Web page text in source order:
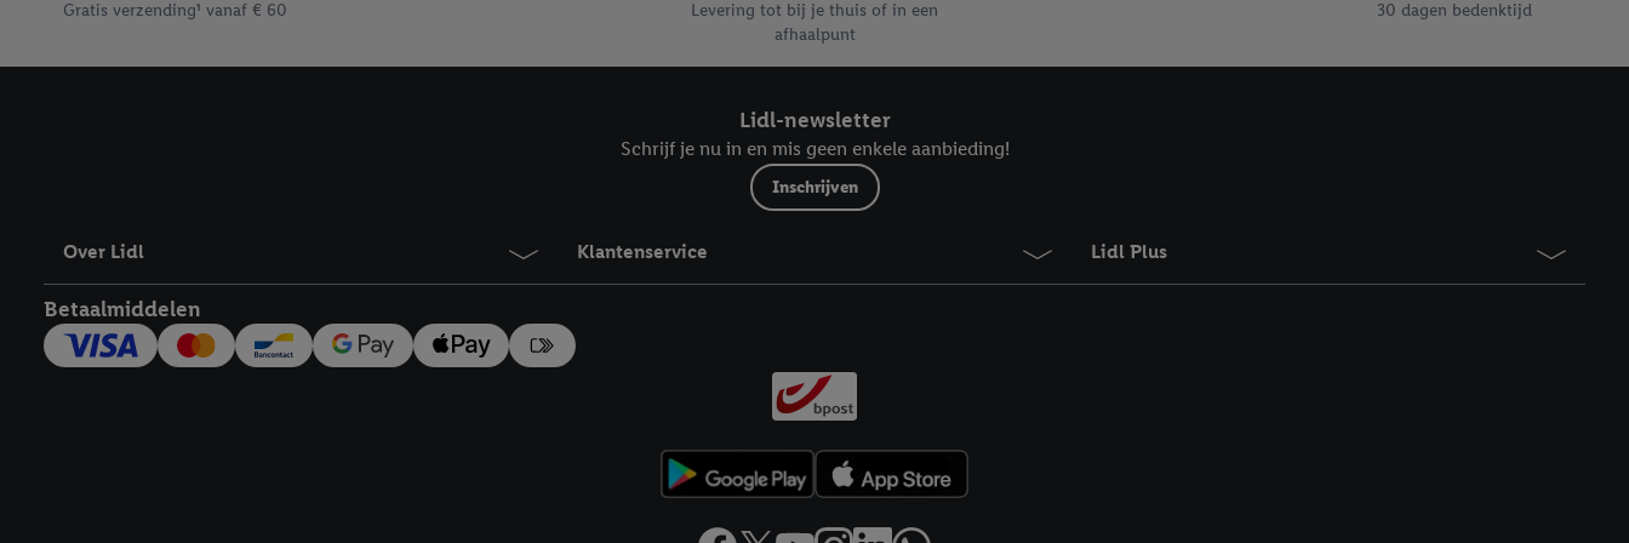
Gratis verzending¹ vanaf € 60
Levering tot bij je thuis of in een
afhaalpunt
30 dagen bedenktijd
Lidl-newsletter
Schrijf je nu in en mis geen enkele aanbieding!
Inschrijven
Over Lidl Klantenservice Lidl Plus
Betaalmiddelen